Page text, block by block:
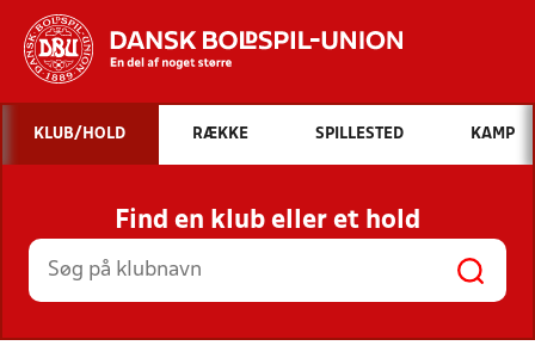
Hvad vil du søge efter?
INDHOLD OG NYHEDER
STILLINGER, RESULTATER, KLUBBER OG
HOLD
KLUB/HOLD RÆKKE SPILLESTED KAMP
Find en klub eller et hold